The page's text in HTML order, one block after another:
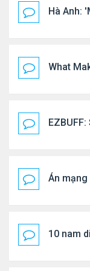
Hà Anh:
What
Án
10 nam